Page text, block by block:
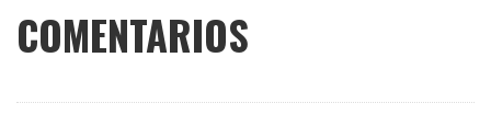
COMENTARIOS